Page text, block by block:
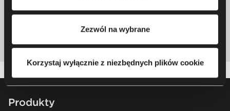
tym o przysługujących Ci uprawnieniach, zachęcamy do
Zezwól na wybrane
Korzystaj wyłącznie z niezbędnych plików cookie
Napisz do nas
Odwiedź nasz showroom
Footer
Produkty